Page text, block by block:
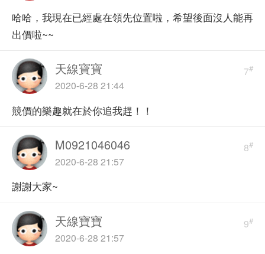
哈哈，我現在已經處在領先位置啦，希望後面沒人能再
出價啦~~
7#
天線寶寶
2020-6-28 21:44
競價的樂趣就在於你追我趕！！
8#
M0921046046
2020-6-28 21:57
謝謝大家~
9#
天線寶寶
2020-6-28 21:57